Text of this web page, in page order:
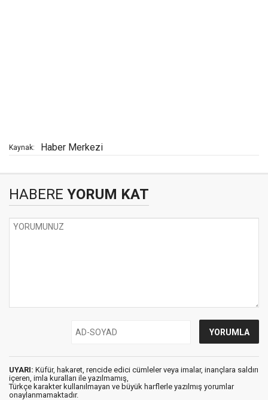
Kaynak: Haber Merkezi
HABERE YORUM KAT
UYARI: Küfür, hakaret, rencide edici cümleler veya imalar, inançlara saldırı
içeren, imla kuralları ile yazılmamış,
Türkçe karakter kullanılmayan ve büyük harflerle yazılmış yorumlar
onaylanmamaktadır.